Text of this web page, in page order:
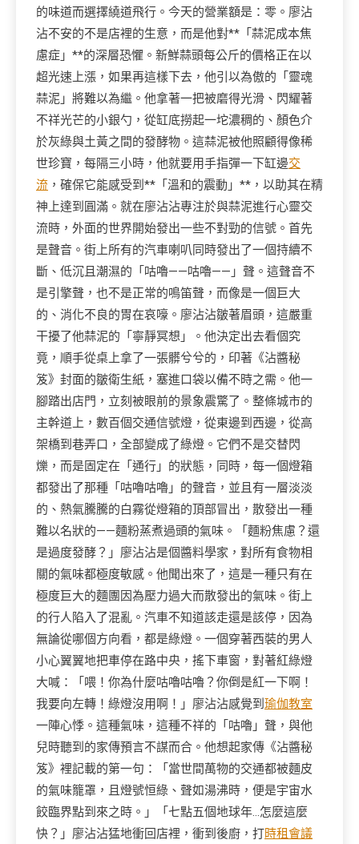
的味道而選擇繞道飛行。今天的營業額是：零。廖沾
沾不安的不是店裡的生意，而是他對**「蒜泥成本焦
慮症」**的深層恐懼。新鮮蒜頭每公斤的價格正在以
超光速上漲，如果再這樣下去，他引以為傲的「靈魂
蒜泥」將難以為繼。他拿著一把被磨得光滑、閃耀著
不祥光芒的小銀勺，從缸底撈起一坨濃稠的、顏色介
於灰綠與土黃之間的發酵物。這蒜泥被他照顧得像稀
世珍寶，每隔三小時，他就要用手指彈一下缸邊交
流 ，確保它能感受到**「溫和的震動」**，以助其在精
神上達到圓滿。就在廖沾沾專注於與蒜泥進行心靈交
流時，外面的世界開始發出一些不對勁的信號。首先
是聲音。街上所有的汽車喇叭同時發出了一個持續不
斷、低沉且潮濕的「咕嚕——咕嚕——」聲。這聲音不
是引擎聲，也不是正常的鳴笛聲，而像是一個巨大
的、消化不良的胃在哀嚎。廖沾沾皺著眉頭，這嚴重
干擾了他蒜泥的「寧靜冥想」。他決定出去看個究
竟，順手從桌上拿了一張髒兮兮的，印著《沾醬秘
笈》封面的皺衛生紙，塞進口袋以備不時之需。他一
腳踏出店門，立刻被眼前的景象震驚了。整條城市的
主幹道上，數百個交通信號燈，從東邊到西邊，從高
架橋到巷弄口，全部變成了綠燈。它們不是交替閃
爍，而是固定在「通行」的狀態，同時，每一個燈箱
都發出了那種「咕嚕咕嚕」的聲音，並且有一層淡淡
的、熱氣騰騰的白霧從燈箱的頂部冒出，散發出一種
難以名狀的——麵粉蒸煮過頭的氣味。「麵粉焦慮？還
是過度發酵？」廖沾沾是個醬料學家，對所有食物相
關的氣味都極度敏感。他聞出來了，這是一種只有在
極度巨大的麵團因為壓力過大而散發出的氣味。街上
的行人陷入了混亂。汽車不知道該走還是該停，因為
無論從哪個方向看，都是綠燈。一個穿著西裝的男人
小心翼翼地把車停在路中央，搖下車窗，對著紅綠燈
大喊：「喂！你為什麼咕嚕咕嚕？你倒是紅一下啊！
我要向左轉！綠燈沒用啊！」廖沾沾感覺到 瑜伽教室
一陣心悸。這種氣味，這種不祥的「咕嚕」聲，與他
兒時聽到的家傳預言不謀而合。他想起家傳《沾醬秘
笈》裡記載的第一句：「當世間萬物的交通都被麵皮
的氣味籠罩，且燈號恒綠、聲如湯沸時，便是宇宙水
餃臨界點到來之時。」「七點五個地球年…怎麼這麼
快？」廖沾沾猛地衝回店裡，衝到後廚，打時租會議